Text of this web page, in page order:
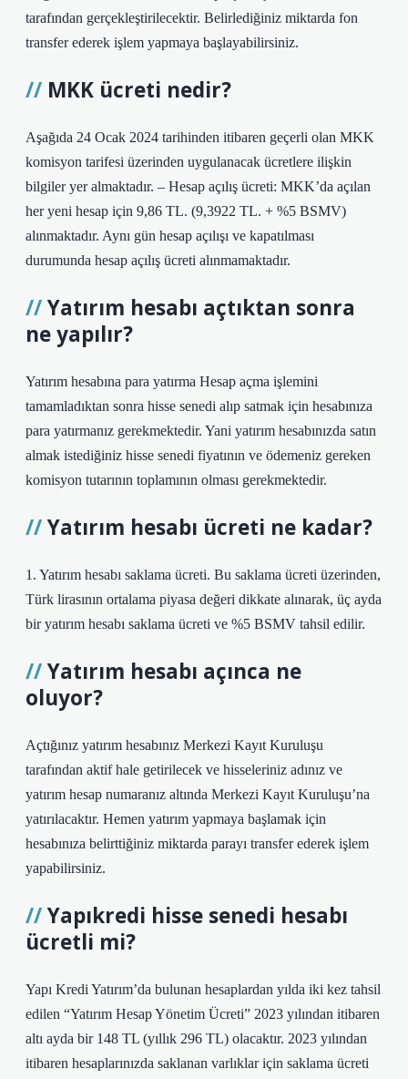
tarafından gerçekleştirilecektir. Belirlediğiniz miktarda fon
transfer ederek işlem yapmaya başlayabilirsiniz.
MKK ücreti nedir?
Aşağıda 24 Ocak 2024 tarihinden itibaren geçerli olan MKK
komisyon tarifesi üzerinden uygulanacak ücretlere ilişkin
bilgiler yer almaktadır. – Hesap açılış ücreti: MKK’da açılan
her yeni hesap için 9,86 TL. (9,3922 TL. + %5 BSMV)
alınmaktadır. Aynı gün hesap açılışı ve kapatılması
durumunda hesap açılış ücreti alınmamaktadır.
Yatırım hesabı açtıktan sonra
ne yapılır?
Yatırım hesabına para yatırma Hesap açma işlemini
tamamladıktan sonra hisse senedi alıp satmak için hesabınıza
para yatırmanız gerekmektedir. Yani yatırım hesabınızda satın
almak istediğiniz hisse senedi fiyatının ve ödemeniz gereken
komisyon tutarının toplamının olması gerekmektedir.
Yatırım hesabı ücreti ne kadar?
1. Yatırım hesabı saklama ücreti. Bu saklama ücreti üzerinden,
Türk lirasının ortalama piyasa değeri dikkate alınarak, üç ayda
bir yatırım hesabı saklama ücreti ve %5 BSMV tahsil edilir.
Yatırım hesabı açınca ne
oluyor?
Açtığınız yatırım hesabınız Merkezi Kayıt Kuruluşu
tarafından aktif hale getirilecek ve hisseleriniz adınız ve
yatırım hesap numaranız altında Merkezi Kayıt Kuruluşu’na
yatırılacaktır. Hemen yatırım yapmaya başlamak için
hesabınıza belirttiğiniz miktarda parayı transfer ederek işlem
yapabilirsiniz.
Yapıkredi hisse senedi hesabı
ücretli mi?
Yapı Kredi Yatırım’da bulunan hesaplardan yılda iki kez tahsil
edilen “Yatırım Hesap Yönetim Ücreti” 2023 yılından itibaren
altı ayda bir 148 TL (yıllık 296 TL) olacaktır. 2023 yılından
itibaren hesaplarınızda saklanan varlıklar için saklama ücreti